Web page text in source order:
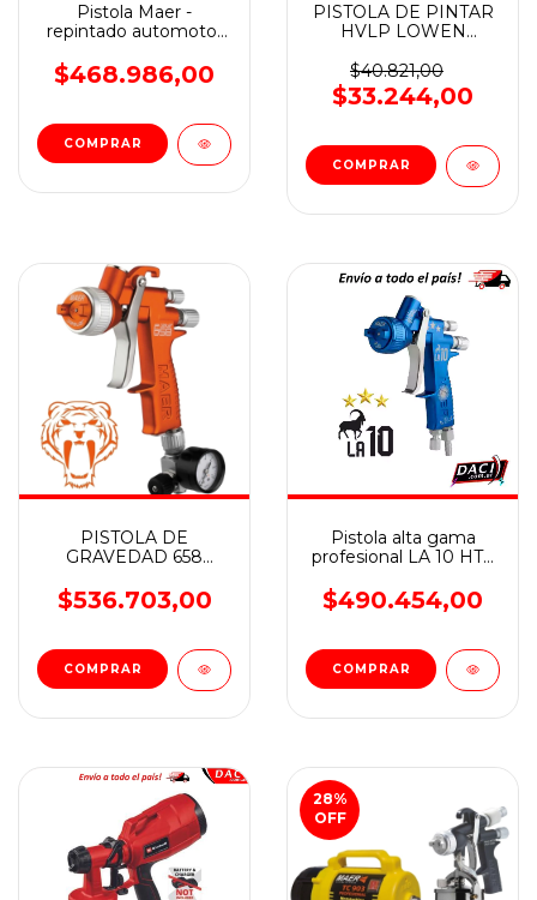
Pistola Maer -
repintado automotor
$468.986,00
COMPRAR
PISTOLA DE PINTAR
HVLP LOWEN
$40.821,00
$33.244,00
PISTOLA DE
GRAVEDAD 658
Aplicación: Repintado
Automotor
$536.703,00
COMPRAR
Pistola alta gama
profesional LA 10 HTE
$490.454,00
28%
OFF